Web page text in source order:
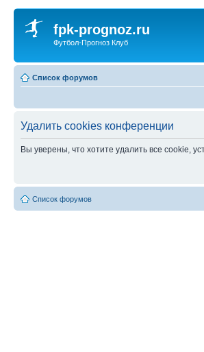
fpk-prognoz.ru
Футбол-Прогноз Клуб
Список форумов
Удалить cookies конференции
Вы уверены, что хотите удалить все cookie,
Список форумов